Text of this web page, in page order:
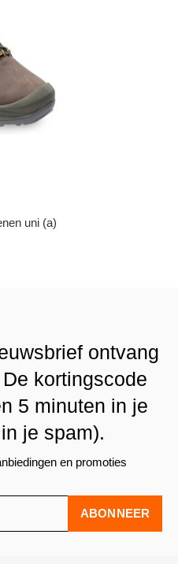
uni (a)
ontvang
kortingscode
5 minuten in je
je spam).
en promoties
ABONNEER